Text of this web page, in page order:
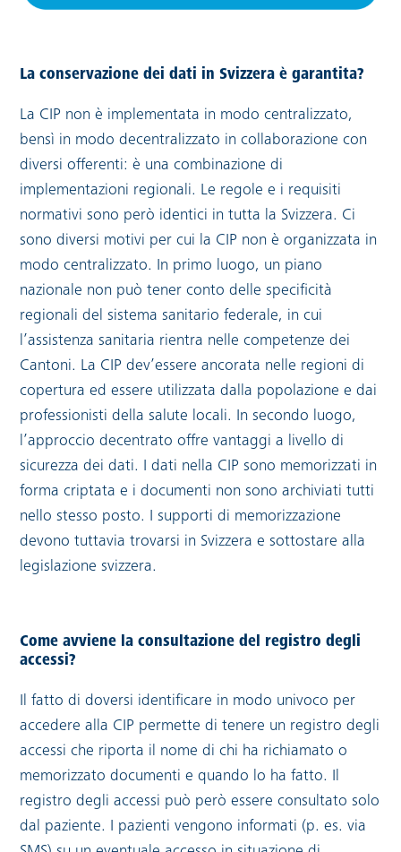
La conservazione dei dati in Svizzera è garantita?
La CIP non è implementata in modo centralizzato,
bensì in modo decentralizzato in collaborazione con
diversi offerenti: è una combinazione di
implementazioni regionali. Le regole e i requisiti
normativi sono però identici in tutta la Svizzera. Ci
sono diversi motivi per cui la CIP non è organizzata in
modo centralizzato. In primo luogo, un piano
nazionale non può tener conto delle specificità
regionali del sistema sanitario federale, in cui
l’assistenza sanitaria rientra nelle competenze dei
Cantoni. La CIP dev’essere ancorata nelle regioni di
copertura ed essere utilizzata dalla popolazione e dai
professionisti della salute locali. In secondo luogo,
l’approccio decentrato offre vantaggi a livello di
sicurezza dei dati. I dati nella CIP sono memorizzati in
forma criptata e i documenti non sono archiviati tutti
nello stesso posto. I supporti di memorizzazione
devono tuttavia trovarsi in Svizzera e sottostare alla
legislazione svizzera.
Come avviene la consultazione del registro degli
accessi?
Il fatto di doversi identificare in modo univoco per
accedere alla CIP permette di tenere un registro degli
accessi che riporta il nome di chi ha richiamato o
memorizzato documenti e quando lo ha fatto. Il
registro degli accessi può però essere consultato solo
dal paziente. I pazienti vengono informati (p. es. via